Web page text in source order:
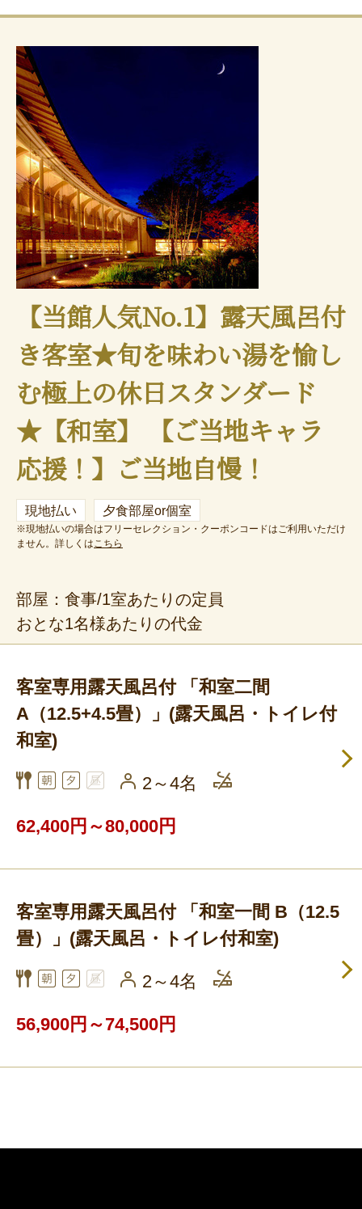
【当館人気No.1】露天風呂付
き客室★旬を味わい湯を愉し
む極上の休日スタンダード
★【和室】 【ご当地キャラ
応援！】ご当地自慢！
現地払い 夕食部屋or個室
※現地払いの場合はフリーセレクション・クーポンコードはご利用いただけ
ません。詳しくはこちら
部屋：食事/1室あたりの定員
おとな1名様あたりの代金
客室専用露天風呂付 「和室二間
A（12.5+4.5畳）」(露天風呂・トイレ付
和室)
2～4名
62,400円～80,000円
客室専用露天風呂付 「和室一間 B（12.5
畳）」(露天風呂・トイレ付和室)
2～4名
56,900円～74,500円